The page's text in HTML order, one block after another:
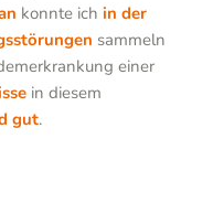
konnte ich in der
sammeln
einer
in diesem
gut.